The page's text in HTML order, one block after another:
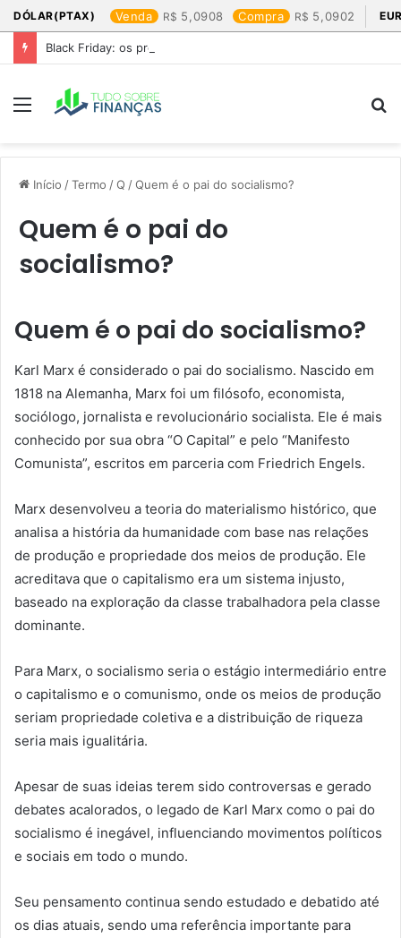
DÓLAR(PTAX) Venda 5,0908 Compra 5,0902
Black Friday: os produtos que mais valem a pena
Menu
Início /Termo /Q /Quem é o pai do socialismo?
Quem é o pai do
socialismo?
Quem é o pai do socialismo?
Karl Marx é considerado o pai do socialismo. Nascido em
1818 na Alemanha, Marx foi um filósofo, economista,
sociólogo, jornalista e revolucionário socialista. Ele é mais
conhecido por sua obra “O Capital” e pelo “Manifesto
Comunista”, escritos em parceria com Friedrich Engels.
Marx desenvolveu a teoria do materialismo histórico, que
analisa a história da humanidade com base nas relações
de produção e propriedade dos meios de produção. Ele
acreditava que o capitalismo era um sistema injusto,
baseado na exploração da classe trabalhadora pela classe
dominante.
Para Marx, o socialismo seria o estágio intermediário entre
o capitalismo e o comunismo, onde os meios de produção
seriam propriedade coletiva e a distribuição de riqueza
seria mais igualitária.
Apesar de suas ideias terem sido controversas e gerado
debates acalorados, o legado de Karl Marx como o pai do
socialismo é inegável, influenciando movimentos políticos
e sociais em todo o mundo.
Seu pensamento continua sendo estudado e debatido até
os dias atuais, sendo uma referência importante para